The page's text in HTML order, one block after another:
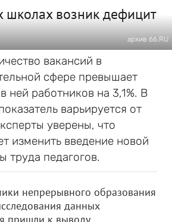
школах возник дефицит
архив 66.RU
вакансий в
сфере превышает
ней работников на 3,1%. В
варьируется от
уверены, что
изменить введение новой
труда педагогов.
непрерывного образования
данных